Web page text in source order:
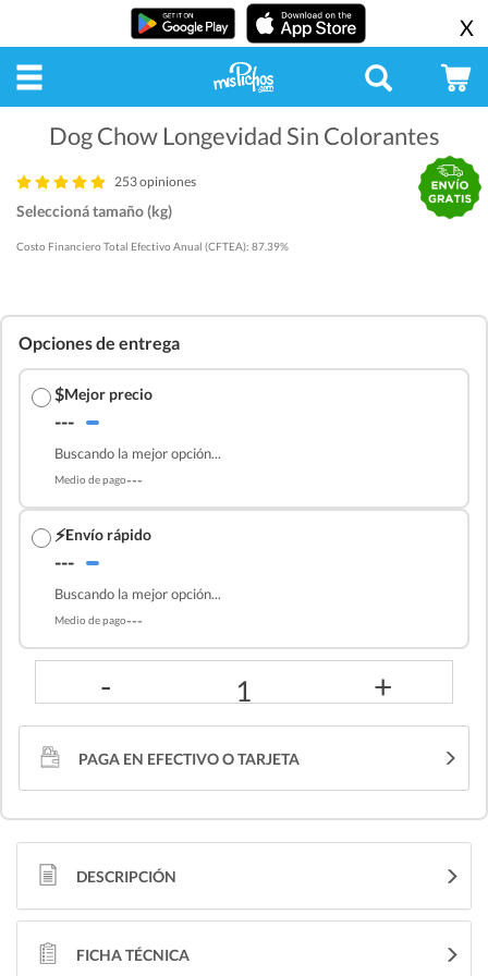
X
Dog Chow Longevidad Sin Colorantes
253 opiniones
Seleccioná tamaño (kg)
Costo Financiero Total Efectivo Anual (CFTEA): 87.39%
Opciones de entrega
$Mejor precio
---
Buscando la mejor opción...
Medio de pago---
⚡Envío rápido
---
Buscando la mejor opción...
Medio de pago---
- 1 +
PAGA EN EFECTIVO O TARJETA
DESCRIPCIÓN
FICHA TÉCNICA